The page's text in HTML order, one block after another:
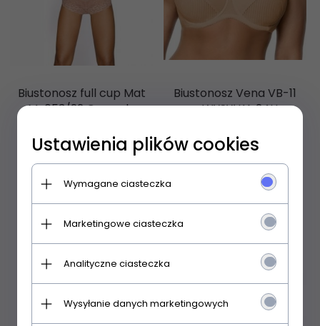
Biustonosz full cup Mat
M-053/22 Carmela
135,99PLN
Biustonosz Vena VB-11
- WYSYŁKA 24H
121,99 PLN
Promocja
Ustawienia plików cookies
Wymagane ciasteczka
Marketingowe ciasteczka
Analityczne ciasteczka
Wysyłanie danych marketingowych